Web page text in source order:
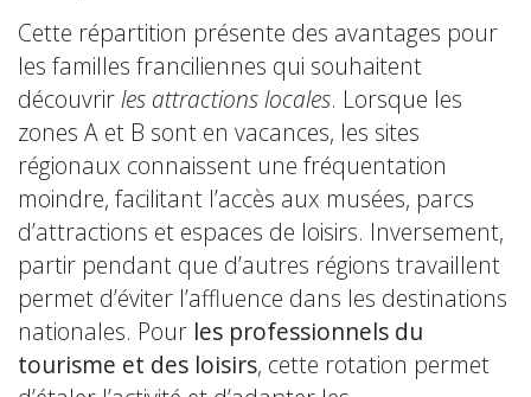
Cette répartition présente des avantages pour
les familles franciliennes qui souhaitent
découvrirles attractions locales. Lorsque les
zones A et B sont en vacances, les sites
régionaux connaissent une fréquentation
moindre, facilitant l’accès aux musées, parcs
d’attractions et espaces de loisirs. Inversement,
partir pendant que d’autres régions travaillent
permet d’éviter l’affluence dans les destinations
nationales. Pour les professionnels du
tourisme et des loisirs, cette rotation permet